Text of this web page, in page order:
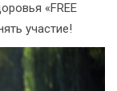
«FREE
участие!